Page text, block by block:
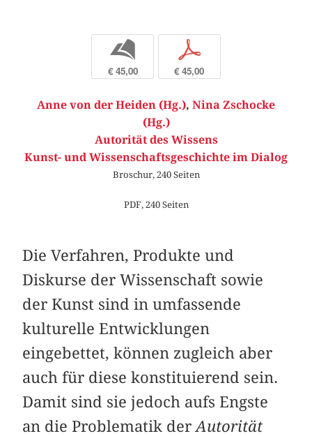
b
€ 45,00
p
€ 45,00
Anne von der Heiden (Hg.), Nina Zschocke
(Hg.)
Autorität des Wissens
Kunst- und Wissenschaftsgeschichte im Dialog
Broschur, 240 Seiten
PDF, 240 Seiten
Die Verfahren, Produkte und
Diskurse der Wissenschaft sowie
der Kunst sind in umfassende
kulturelle Entwicklungen
eingebettet, können zugleich aber
auch für diese konstituierend sein.
Damit sind sie jedoch aufs Engste
an die Problematik derAutorität